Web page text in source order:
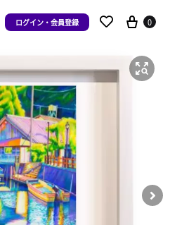
ログイン・会員登録 0